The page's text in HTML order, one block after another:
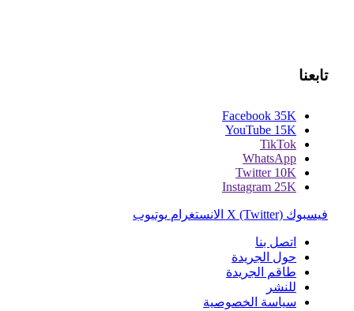
تابعنا
Facebook 35K
YouTube 15K
TikTok
WhatsApp
Twitter 10K
Instagram 25K
فيسبوك X (Twitter) الانستغرام يوتيوب
اتصل بنا
حول الجريدة
طاقم الجريدة
للنشر
سياسة الخصوصية